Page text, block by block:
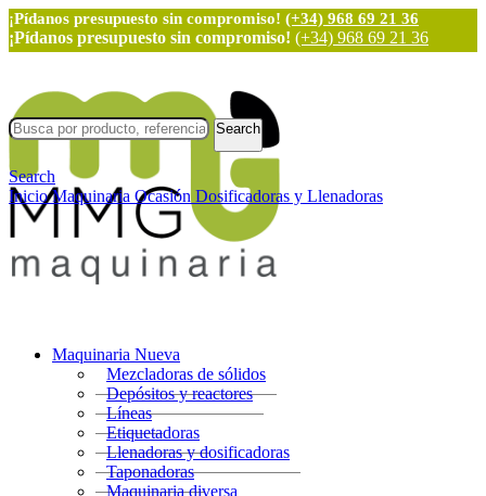
¡Pídanos presupuesto sin compromiso! (+34) 968 69 21 36
¡Pídanos presupuesto sin compromiso! (+34) 968 69 21 36
Maquinaria Nueva
Mezcladoras de sólidos
Depósitos y reactores
Líneas
Etiquetadoras
Llenadoras y dosificadoras
Taponadoras
Maquinaria diversa
Search
Search
InicioMaquinaria Ocasión Dosificadoras y Llenadoras